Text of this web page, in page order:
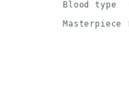
Blood type
Masterpiece